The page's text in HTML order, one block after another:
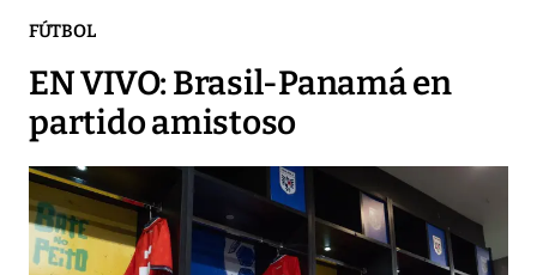
FÚTBOL
EN VIVO: Brasil-Panamá en
partido amistoso